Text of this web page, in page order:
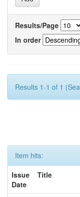
Results/Page
In order
Results 1-1 of 1
Item hits:
Issue
Date
Title